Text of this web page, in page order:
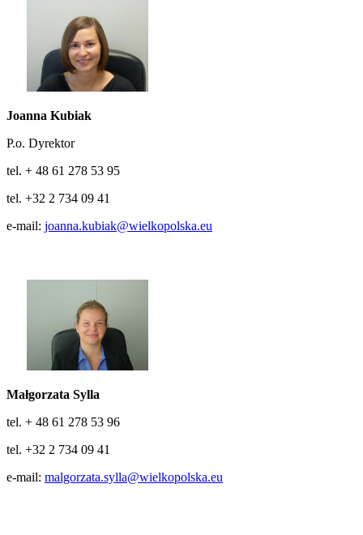
Joanna Kubiak
P.o. Dyrektor
tel. + 48 61 278 53 95
tel. +32 2 734 09 41
e-mail: joanna.kubiak@wielkopolska.eu
Małgorzata Sylla
tel. + 48 61 278 53 96
tel. +32 2 734 09 41
e-mail: malgorzata.sylla@wielkopolska.eu